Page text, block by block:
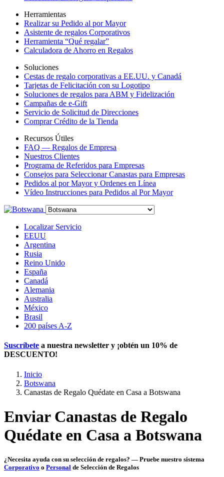
Herramientas
Realizar su Pedido al por Mayor
Asistente de regalos Corporativos
Herramienta “Qué regalar”
Calculadora de Ahorro en Regalos
Soluciones
Cestas de regalo corporativas a EE.UU. y Canadá
Tarjetas de Felicitación con su Logotipo
Soluciones de regalos para ABM y Fidelización
Campañas de e-Gift
Servicio de Solicitud de Direcciones
Comprar Crédito de la Tienda
Recursos Útiles
FAQ — Regalos de Empresa
Nuestros Clientes
Programa de Referidos para Empresas
Consejos para Seleccionar Canastas para Empresas
Pedidos al por Mayor y Ordenes en Línea
Vídeo Instrucciones para Pedidos al Por Mayor
Localizar Servicio
EEUU
Argentina
Rusia
Reino Unido
España
Canadá
Alemania
Australia
México
Brasil
200 países A-Z
Suscríbete a nuestra newsletter y ¡obtén un 10% de
DESCUENTO!
Inicio
Botswana
Canastas de Regalo Quédate en Casa a Botswana
Enviar Canastas de Regalo
Quédate en Casa a Botswana
¿Necesita ayuda con su selección de regalos? — Pruebe nuestro sistema
Corporativo o Personal de Selección de Regalos